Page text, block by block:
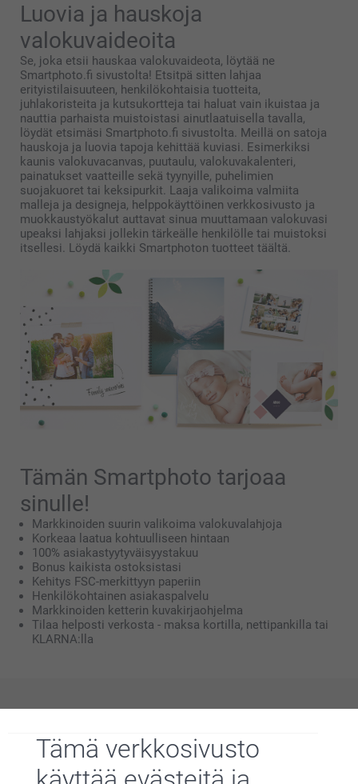
Tämä verkkosivusto
Luovia ja hauskoja
valokuvaideoita
Se, joka etsii hauskaa valokuvaideota, löytää ne
Smartphoto.fi sivustolta! Etsitpä sitten lahjaa
erityistilaisuuteen, henkilökohtaisia ​​tuotteita,
juhlakoristeita ja kutsukortteja tai haluat vain ikuistaa ja
nauttia parhaista muistoistasi ainutlaatuisella tavalla,
löydät etsimäsi Smartphoto.fi sivustolta. Meillä on satoja
hauskoja ja luovia tapoja kehittää kuviasi. Esimerkiksi
kaunis valokuvacanvas, puutaulu, valokuvakalenteri,
painatukset vaatteille sekä tyynyille, puhelimien
suojakuoret tai keksipurkit. Laaja valikoima valmiita
malleja ja designeja, helppokäyttöinen verkkosivusto ja
muokkaustyökalut auttavat sinua muuttamaan valokuvasi
upeaksi lahjaksi jollekin tärkeälle henkilölle tai muistoksi
itsellesi. Löydä kaikki Smartphoton tuotteet täältä.
Tämän Smartphoto tarjoaa
sinulle!
Markkinoiden suurin valikoima valokuvalahjoja
Korkeaa laatua kohtuulliseen hintaan
100% asiakastyytyväisyystakuu
Bonus kaikista ostoksistasi
Kehitys FSC-merkittyyn paperiin
Henkilökohtainen asiakaspalvelu
Markkinoiden ketterin kuvakirjaohjelma
Tilaa helposti verkosta - maksa kortilla, nettipankilla tai
KLARNA:lla
Miksi smartphoto